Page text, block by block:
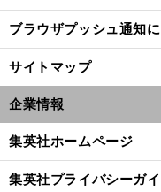
ブラウザプッシュ通知
サイトマップ
企業情報
集英社ホームページ
集英社プライバシーガ